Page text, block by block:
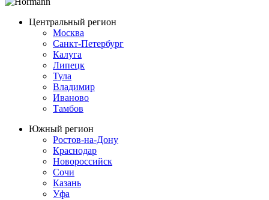
Центральный регион
Москва
Санкт-Петербург
Калуга
Липецк
Тула
Владимир
Иваново
Тамбов
Южный регион
Ростов-на-Дону
Краснодар
Новороссийск
Сочи
Казань
Уфа